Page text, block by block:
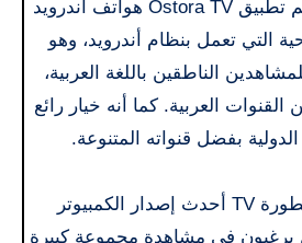
لك محتوىً واسعًا. يدعم تطبيق Ostora TV هواتف أندرويد
التي تعمل بنظام أندرويد، وهو
الناطقين باللغة العربية،
القنوات العربية. كما أنه خيار رائع
بفضل قنواته المتنوعة.
يُعدتحميل برنامج الاسطورة TV أحدث إصدار الكمبيوتر
يرغبون في مشاهدة مجموعة كبيرة